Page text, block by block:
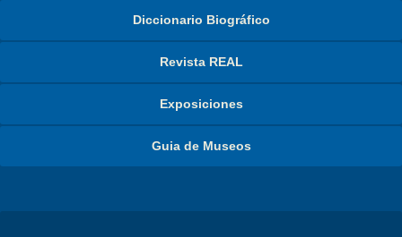
Diccionario Biográfico
Revista REAL
Exposiciones
Guia de Museos